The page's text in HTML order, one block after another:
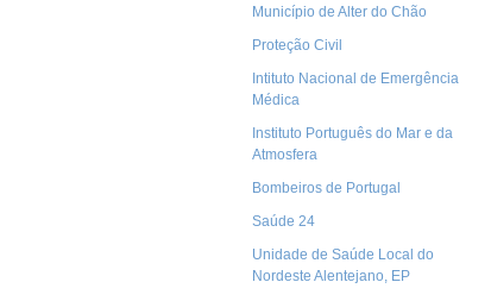
Município de Alter do Chão
Proteção Civil
Intituto Nacional de Emergência
Médica
Instituto Português do Mar e da
Atmosfera
Bombeiros de Portugal
Saúde 24
Unidade de Saúde Local do
Nordeste Alentejano, EP